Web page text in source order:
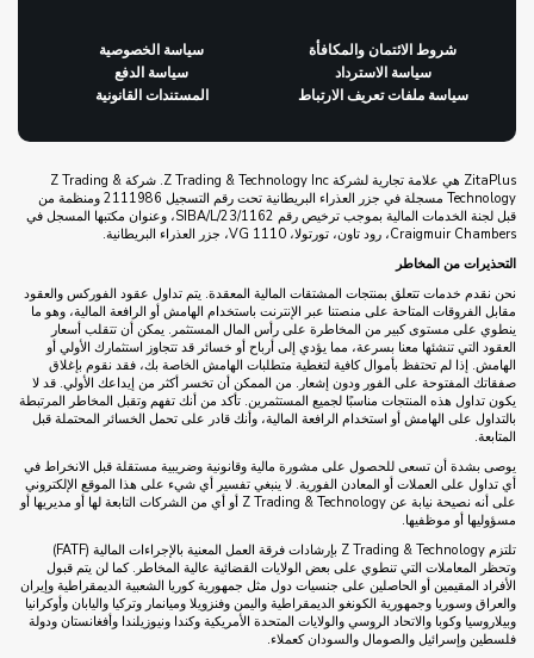
شروط الائتمان والمكافأة
سياسة الخصوصية
سياسة الاسترداد
سياسة الدفع
سياسة ملفات تعريف الارتباط
المستندات القانونية
ZitaPlus هي علامة تجارية لشركة Z Trading & Technology Inc. شركة Z Trading &
Technology مسجلة في جزر العذراء البريطانية تحت رقم التسجيل 2111986 ومنظمة من
قبل لجنة الخدمات المالية بموجب ترخيص رقم SIBA/L/23/1162، وعنوان مكتبها المسجل في
Craigmuir Chambers، رود تاون، تورتولا، VG 1110، جزر العذراء البريطانية.
التحذيرات من المخاطر
نحن نقدم خدمات تتعلق بمنتجات المشتقات المالية المعقدة. يتم تداول عقود الفوركس والعقود
مقابل الفروقات المتاحة على منصتنا عبر الإنترنت باستخدام الهامش أو الرافعة المالية، وهو ما
ينطوي على مستوى كبير من المخاطرة على رأس المال المستثمر. يمكن أن تتقلب أسعار
العقود التي تنشئها معنا بسرعة، مما يؤدي إلى أرباح أو خسائر قد تتجاوز استثمارك الأولي أو
الهامش. إذا لم تحتفظ بأموال كافية لتغطية متطلبات الهامش الخاصة بك، فقد نقوم بإغلاق
صفقاتك المفتوحة على الفور ودون إشعار. من الممكن أن تخسر أكثر من إيداعك الأولي. قد لا
يكون تداول هذه المنتجات مناسبًا لجميع المستثمرين. تأكد من أنك تفهم وتقبل المخاطر المرتبطة
بالتداول على الهامش أو استخدام الرافعة المالية، وأنك قادر على تحمل الخسائر المحتملة قبل
المتابعة.
يوصى بشدة أن تسعى للحصول على مشورة مالية وقانونية وضريبية مستقلة قبل الانخراط في
أي تداول على العملات أو المعادن الفورية. لا ينبغي تفسير أي شيء على هذا الموقع الإلكتروني
على أنه نصيحة نيابة عن Z Trading & Technology أو أي من الشركات التابعة لها أو مديريها أو
مسؤوليها أو موظفيها.
تلتزم Z Trading & Technology بإرشادات فرقة العمل المعنية بالإجراءات المالية (FATF)
وتحظر المعاملات التي تنطوي على بعض الولايات القضائية عالية المخاطر. كما لن يتم قبول
الأفراد المقيمين أو الحاصلين على جنسيات دول مثل جمهورية كوريا الشعبية الديمقراطية وإيران
والعراق وسوريا وجمهورية الكونغو الديمقراطية واليمن وفنزويلا وميانمار وتركيا واليابان وأوكرانيا
وبيلاروسيا وكوبا والاتحاد الروسي والولايات المتحدة الأمريكية وكندا ونيوزيلندا وأفغانستان ودولة
فلسطين وإسرائيل والصومال والسودان كعملاء.